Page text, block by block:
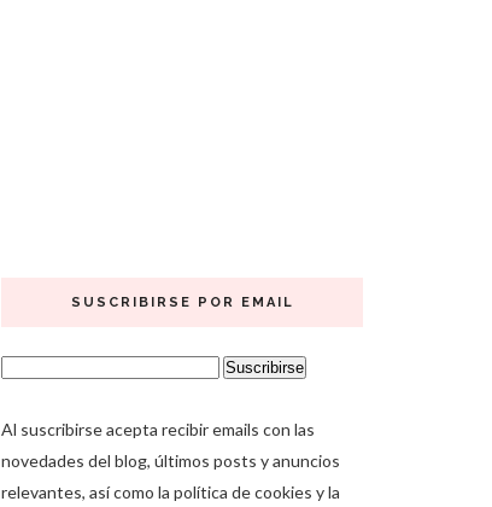
SUSCRIBIRSE POR EMAIL
Al suscribirse acepta recibir emails con las
novedades del blog, últimos posts y anuncios
relevantes, así como la política de cookies y la